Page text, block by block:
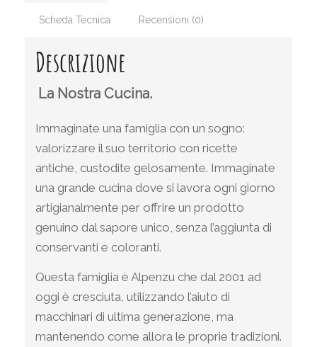
Scheda Tecnica Recensioni (0)
Descrizione
La Nostra Cucina.
Immaginate una famiglia con un sogno:
valorizzare il suo territorio con ricette
antiche, custodite gelosamente. Immaginate
una grande cucina dove si lavora ogni giorno
artigianalmente per offrire un prodotto
genuino dal sapore unico, senza l’aggiunta di
conservanti e coloranti.
Questa famiglia è Alpenzu che dal 2001 ad
oggi è cresciuta, utilizzando l’aiuto di
macchinari di ultima generazione, ma
mantenendo come allora le proprie tradizioni.